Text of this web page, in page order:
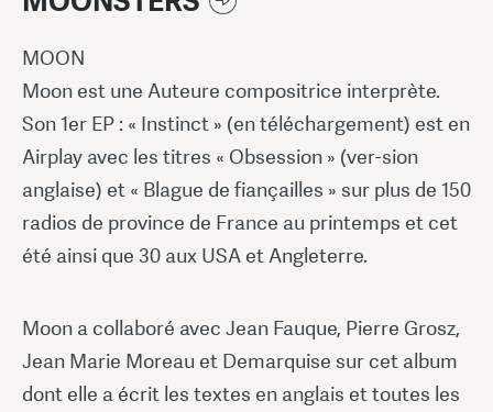
MOON
Moon est une Auteure compositrice interprète.
Son 1er EP : « Instinct » (en téléchargement) est en
Airplay avec les titres « Obsession » (ver-sion
anglaise) et « Blague de fiançailles » sur plus de 150
radios de province de France au printemps et cet
été ainsi que 30 aux USA et Angleterre.
Moon a collaboré avec Jean Fauque, Pierre Grosz,
Jean Marie Moreau et Demarquise sur cet album
dont elle a écrit les textes en anglais et toutes les